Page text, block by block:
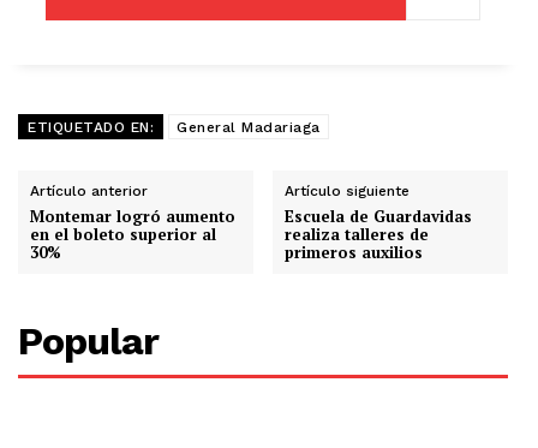
ETIQUETADO EN: General Madariaga
Artículo anterior
Montemar logró aumento
en el boleto superior al
30%
Artículo siguiente
Escuela de Guardavidas
realiza talleres de
primeros auxilios
Popular